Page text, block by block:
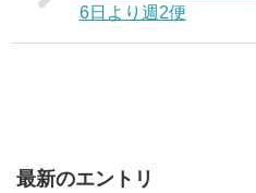
6日より週2便
最新のエントリ